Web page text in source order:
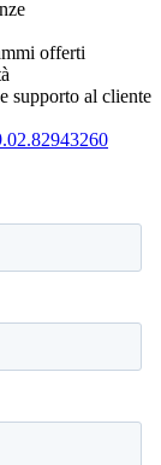
offerti
supporto al cliente